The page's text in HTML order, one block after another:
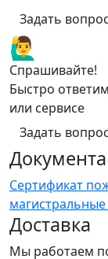
Задать вопрос
🙋‍♂️
Спрашивайте!
Быстро
или сервисе
Задать вопрос
Сертификат
магистральные
Доставка
Мы работаем